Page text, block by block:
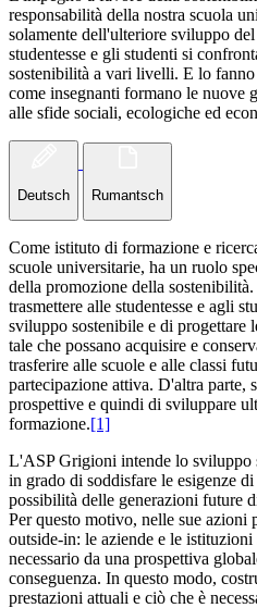
responsabilità della nostra scuola
solamente dell'ulteriore sviluppo
studentesse e gli studenti si
sostenibilità a vari livelli. E lo
come insegnanti formano le nuove
alle sfide sociali, ecologiche ed
Deutsch Rumantsch
Come istituto di formazione e
scuole universitarie, ha un ruolo
della promozione della
trasmettere alle studentesse e agli
sviluppo sostenibile e di progettare
tale che possano acquisire e
trasferire alle scuole e alle classi
partecipazione attiva. D'altra parte,
prospettive e quindi di sviluppare
formazione.[1]
L'ASP Grigioni intende lo sviluppo
in grado di soddisfare le esigenze
possibilità delle generazioni future
Per questo motivo, nelle sue azioni
outside-in: le aziende e le
necessario da una prospettiva
conseguenza. In questo modo,
prestazioni attuali e ciò che è